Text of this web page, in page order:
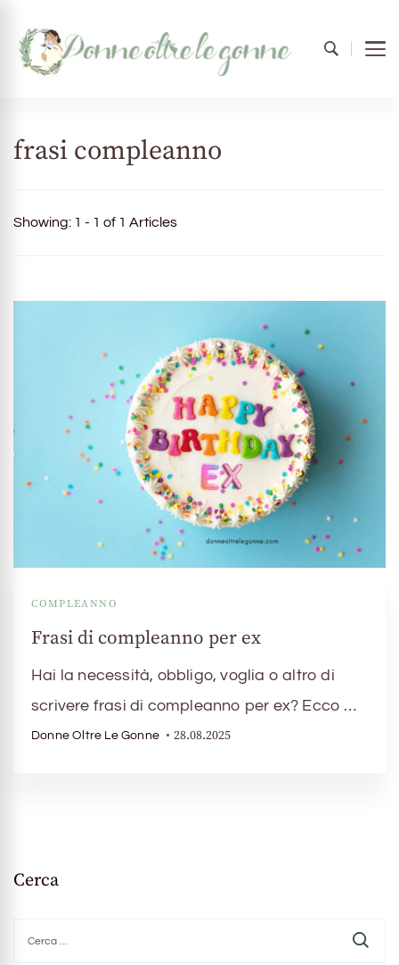
frasi compleanno
Showing: 1 - 1 of 1 Articles
COMPLEANNO
Frasi di compleanno per ex
Hai la necessità, obbligo, voglia o altro di
scrivere frasi di compleanno per ex? Ecco …
Donne Oltre Le Gonne 28.08.2025
Cerca
per: